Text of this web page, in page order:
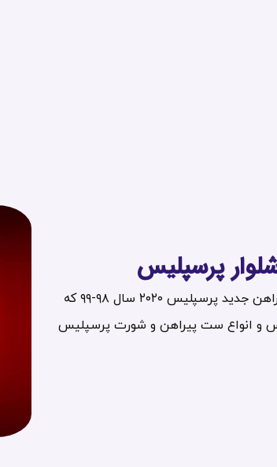
پرسپلیس
فروش انواع ست های ورزشی پرسپلیس و پیراهن جدید پرسپلیس ۲۰۲۰ سال ۹۸-۹۹ که
و انواع ست پیراهن و شورت پرسپلیس